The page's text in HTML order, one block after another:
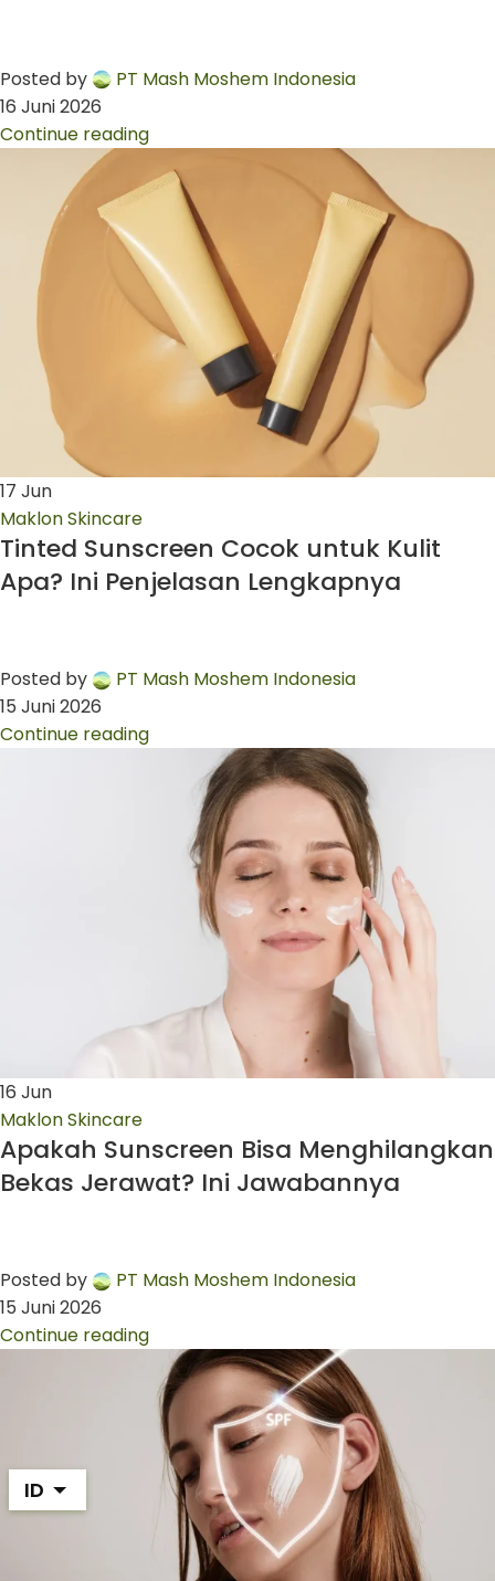
Posted by
PT Mash Moshem Indonesia
16 Juni 2026
Continue reading
17 Jun
Maklon Skincare
Tinted Sunscreen Cocok untuk Kulit
Apa? Ini Penjelasan Lengkapnya
Posted by
PT Mash Moshem Indonesia
15 Juni 2026
Continue reading
16 Jun
Maklon Skincare
Apakah Sunscreen Bisa Menghilangkan
Bekas Jerawat? Ini Jawabannya
Posted by
PT Mash Moshem Indonesia
15 Juni 2026
Continue reading
ID